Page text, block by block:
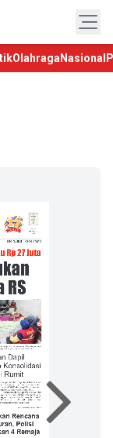
Olahraga Nasional